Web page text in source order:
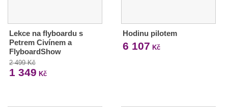
Lekce na flyboardu s
Petrem Civínem a
FlyboardShow
2 499 Kč
1 349 Kč
Hodinu pilotem
6 107 Kč